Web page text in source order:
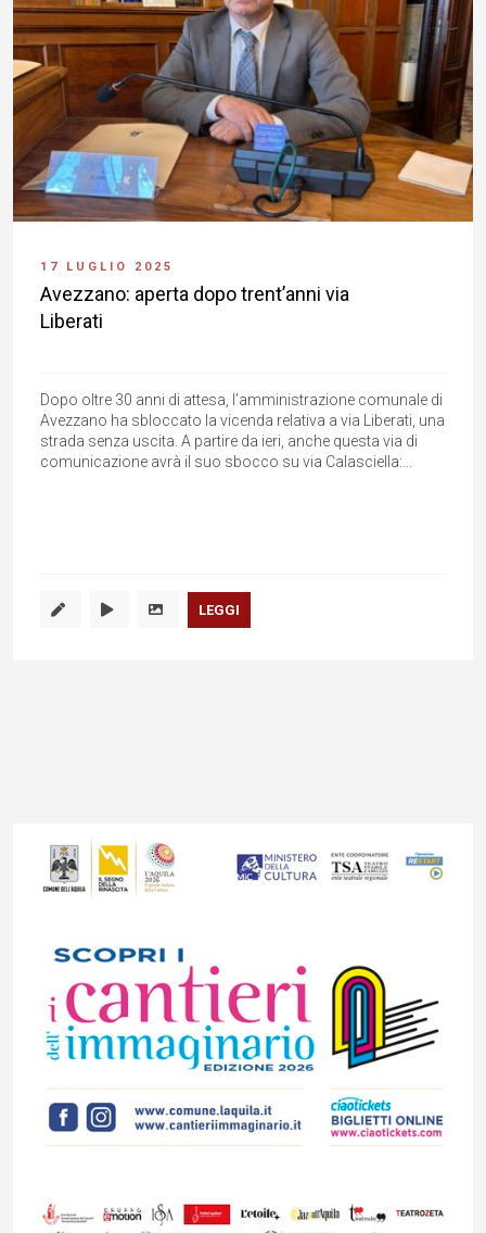
17 LUGLIO 2025
Avezzano: aperta dopo trent’anni via
Liberati
Dopo oltre 30 anni di attesa, l’amministrazione comunale di
Avezzano ha sbloccato la vicenda relativa a via Liberati, una
strada senza uscita. A partire da ieri, anche questa via di
comunicazione avrà il suo sbocco su via Calasciella:...
LEGGI